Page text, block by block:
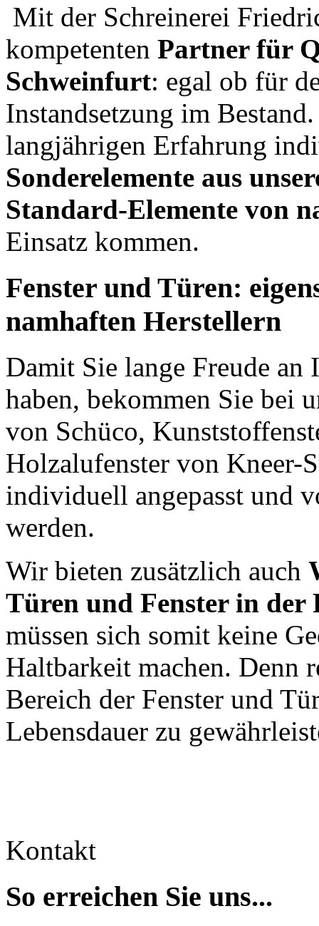
Mit der Schreinerei
kompetenten Partner für
Schweinfurt: egal ob für
Instandsetzung im
langjährigen Erfahrung
Sonderelemente aus
Standard-Elemente von
Einsatz kommen.
Fenster und Türen:
namhaften Herstellern
Damit Sie lange Freude an
haben, bekommen Sie bei
von Schüco,
Holzalufenster von Kneer-
individuell angepasst und
werden.
Wir bieten zusätzlich auch
Türen und Fenster in der
müssen sich somit keine
Haltbarkeit machen. Denn
Bereich der Fenster und
Lebensdauer zu
Kontakt
So erreichen Sie uns...